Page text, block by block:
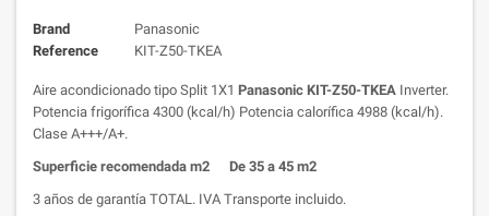
Brand
Panasonic
Reference
KIT-Z50-TKEA
Aire acondicionado tipo Split 1X1 Panasonic KIT-Z50-TKEA Inverter.
Potencia frigorífica 4300 (kcal/h) Potencia calorífica 4988 (kcal/h).
Clase A+++/A+.
Superficie recomendada m2 De 35 a 45 m2
3 años de garantía TOTAL. IVA Transporte incluido.